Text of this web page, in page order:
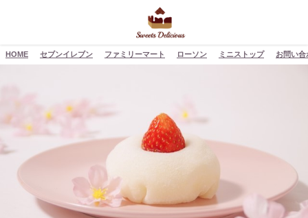
HOME セブンイレブン ファミリーマート ローソン ミニストップ お問い合